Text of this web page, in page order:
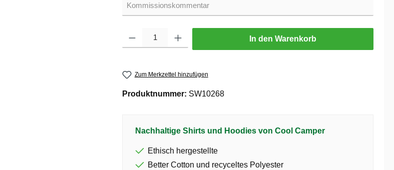
In den Warenkorb
Zum Merkzettel hinzufügen
Produktnummer: SW10268
Nachhaltige Shirts und Hoodies von Cool Camper
Ethisch hergestellte
Better Cotton und recyceltes Polyester